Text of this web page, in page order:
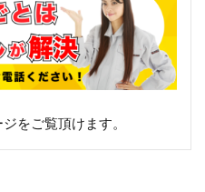
をご覧頂けます。